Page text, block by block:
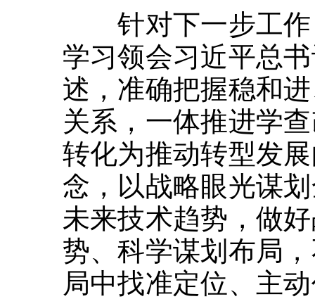
针对下一步工作
学习领会习近平总
述，准确把握稳和
关系，一体推进学
转化为推动转型发
念，以战略眼光谋
未来技术趋势，做
势、科学谋划布局
局中找准定位、主